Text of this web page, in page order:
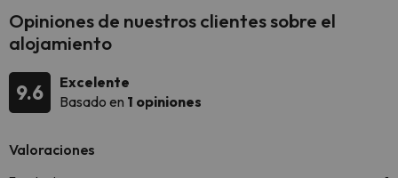
Opiniones de nuestros clientes sobre el
alojamiento
9.6
Excelente
Basado en 1 opiniones